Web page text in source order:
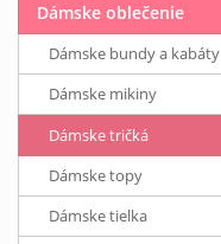
Dámske oblečenie
Dámske bundy a kabáty
Dámske mikiny
Dámske tričká
Dámske topy
Dámske tielka